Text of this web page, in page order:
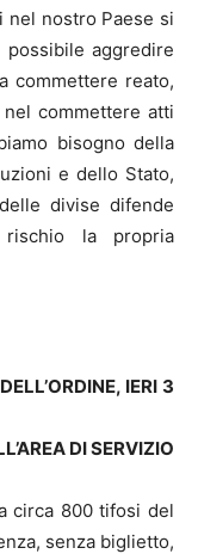
nel nostro Paese si
aggredire
commettere reato,
commettere atti
bisogno della
e dello Stato,
divise difende
la propria
IERI 3
DI SERVIZIO
circa 800 tifosi del
senza biglietto,